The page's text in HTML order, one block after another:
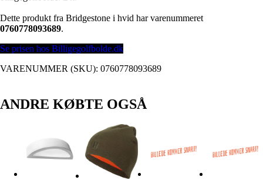
Dette produkt fra Bridgestone i hvid har varenummeret
0760778093689.
Se prisen hos Billigegolfbolde.dk
VARENUMMER (SKU): 0760778093689
ANDRE KØBTE OGSÅ